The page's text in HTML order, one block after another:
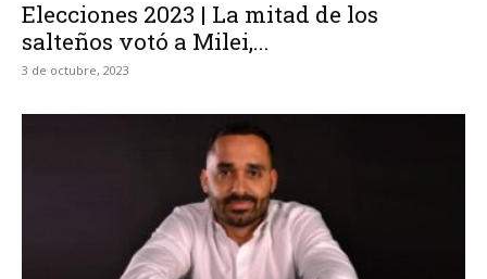
Elecciones 2023 | La mitad de los
salteños votó a Milei,...
3 de octubre, 2023